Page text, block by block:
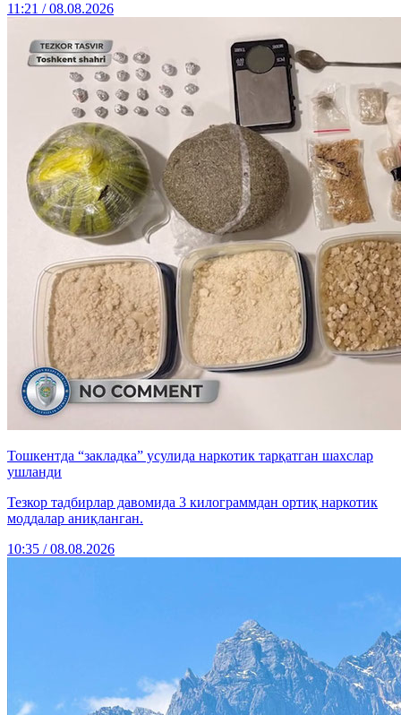
11:21 / 08.08.2026
Тошкентда “закладка” усулида наркотик тарқатган шахслар
ушланди
Тезкор тадбирлар давомида 3 килограммдан ортиқ наркотик
моддалар аниқланган.
10:35 / 08.08.2026